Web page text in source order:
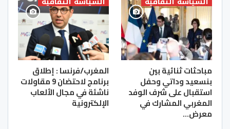
مباحثات ثنائية بين
بنسعيد وداتي وحفل
استقبال على شرف الوفد
المغربي المشارك في
معرض…
المغرب/فرنسا : إطلاق
برنامج لاحتضان 9 مقاولات
ناشئة في مجال الألعاب
الإلكترونية